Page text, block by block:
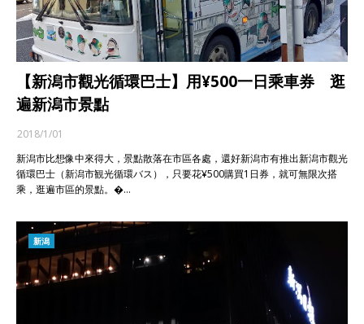
【新潟市觀光循環巴士】用¥500一日乘車券 逛
遍新潟市景點
2018/1/01
新潟市比想像中來得大，景點散落在市區各處，還好新潟市有推出新潟市觀光
循環巴士（新潟市観光循環バス），只要花¥500購買1日券，就可無限次搭
乘，逛遍市區的景點。�…
新潟